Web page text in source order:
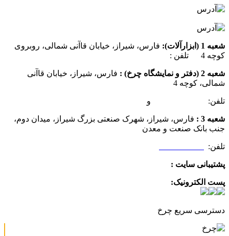
شعبه 1 (ابزارآلات):
فارس، شیراز، خیابان قاآنی شمالی، روبروی
کوچه 4 تلفن :
شعبه 2 (دفتر و نمایشگاه چرخ) :
فارس، شیراز، خیابان قاآنی
شمالی، کوچه 4
تلفن: و
شعبه 3 :
فارس، شیراز، شهرک صنعتی بزرگ شیراز، میدان دوم،
جنب بانک صنعت و معدن
تلفن:
پشتیبانی سایت :
پست الکترونیک:
دسترسی سریع چرخ